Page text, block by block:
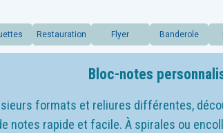
Restauration Flyer Banderole
Bloc-notes
formats et reliures différentes,
notes rapide et facile. À spirales ou